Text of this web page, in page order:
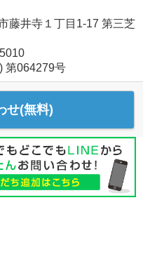
藤井寺１丁目1-17 第三芝
第064279号
せ(無料)